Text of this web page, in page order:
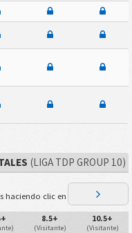
(LIGA TDP GROUP 10)
haciendo clic en
8.5+
(Visitante)
10.5+
(Visitante)